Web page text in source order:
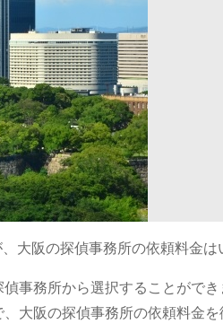
大阪の探偵事務所の依頼料金
事務所から選択することがで
大阪の探偵事務所の依頼料金を